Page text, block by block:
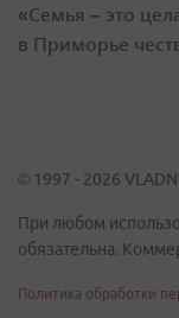
«Семья – это
в Приморье
© 1997 - 2026
При любом
обязательна.
Политика обработки